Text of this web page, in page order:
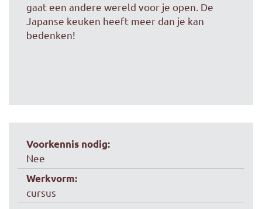
gaat een andere wereld voor je open. De
Japanse keuken heeft meer dan je kan
bedenken!
Voorkennis nodig:
Nee
Werkvorm:
cursus